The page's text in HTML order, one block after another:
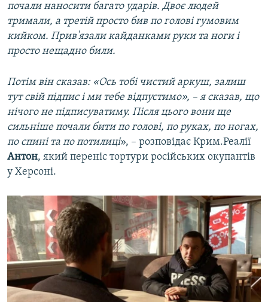
почали наносити багато ударів. Двоє людей
тримали, а третій просто бив по голові гумовим
кийком. Прив'язали кайданками руки та ноги і
просто нещадно били.
Потім він сказав: «Ось тобі чистий аркуш, залиш
тут свій підпис і ми тебе відпустимо», – я сказав, що
нічого не підписуватиму. Після цього вони ще
сильніше почали бити по голові, по руках, по ногах,
по спині та по потилиці», – розповідає Крим.Реалії
Антон, який переніс тортури російських окупантів
у Херсоні.